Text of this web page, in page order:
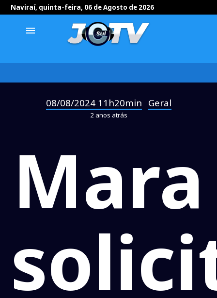
Naviraí, quinta-feira, 06 de Agosto de 2026
menu
08/08/2024 11h20min Geral
2 anos atrás
Mara